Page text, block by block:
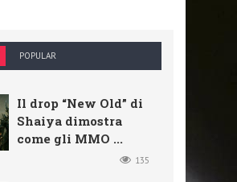
POPULAR
Il drop “New Old” di
Shaiya dimostra
come gli MMO ...
135